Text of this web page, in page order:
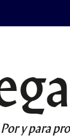
Por y para